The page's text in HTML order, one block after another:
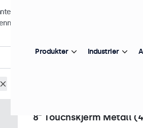
IP65-klassifisert frontpanel for
er enkle å integrere og har
8" Touchskjerm Metall
Produkter Industrier